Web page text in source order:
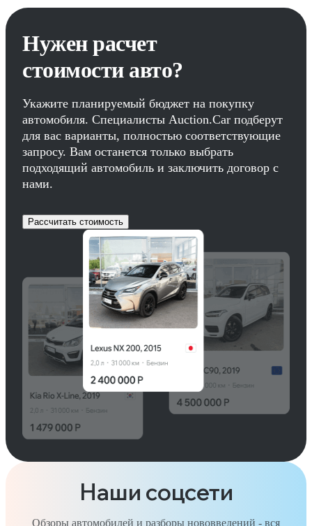
Нужен расчет
стоимости авто?
Укажите планируемый бюджет на покупку
автомобиля. Специалисты Auction.Car подберут
для вас варианты, полностью соответствующие
запросу. Вам останется только выбрать
подходящий автомобиль и заключить договор с
нами.
Рассчитать стоимость
Наши соцсети
Обзоры автомобилей и разборы нововведений - вся